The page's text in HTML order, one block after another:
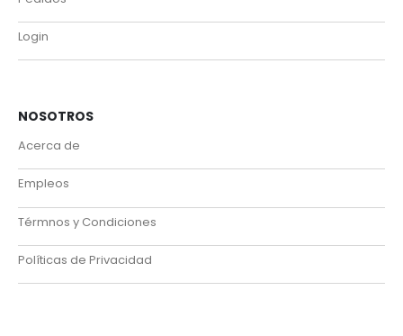
Login
NOSOTROS
Acerca de
Empleos
Térmnos y Condiciones
Políticas de Privacidad